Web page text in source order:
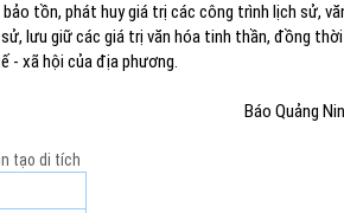
tồn, phát huy giá trị các công trình lịch sử,
lưu giữ các giá trị văn hóa tinh thần, đồng
- xã hội của địa phương.
Báo Quảng
tạo di tích